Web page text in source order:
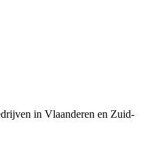
in Vlaanderen en Zuid-